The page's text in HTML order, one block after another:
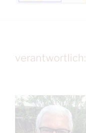
verantwortlich: